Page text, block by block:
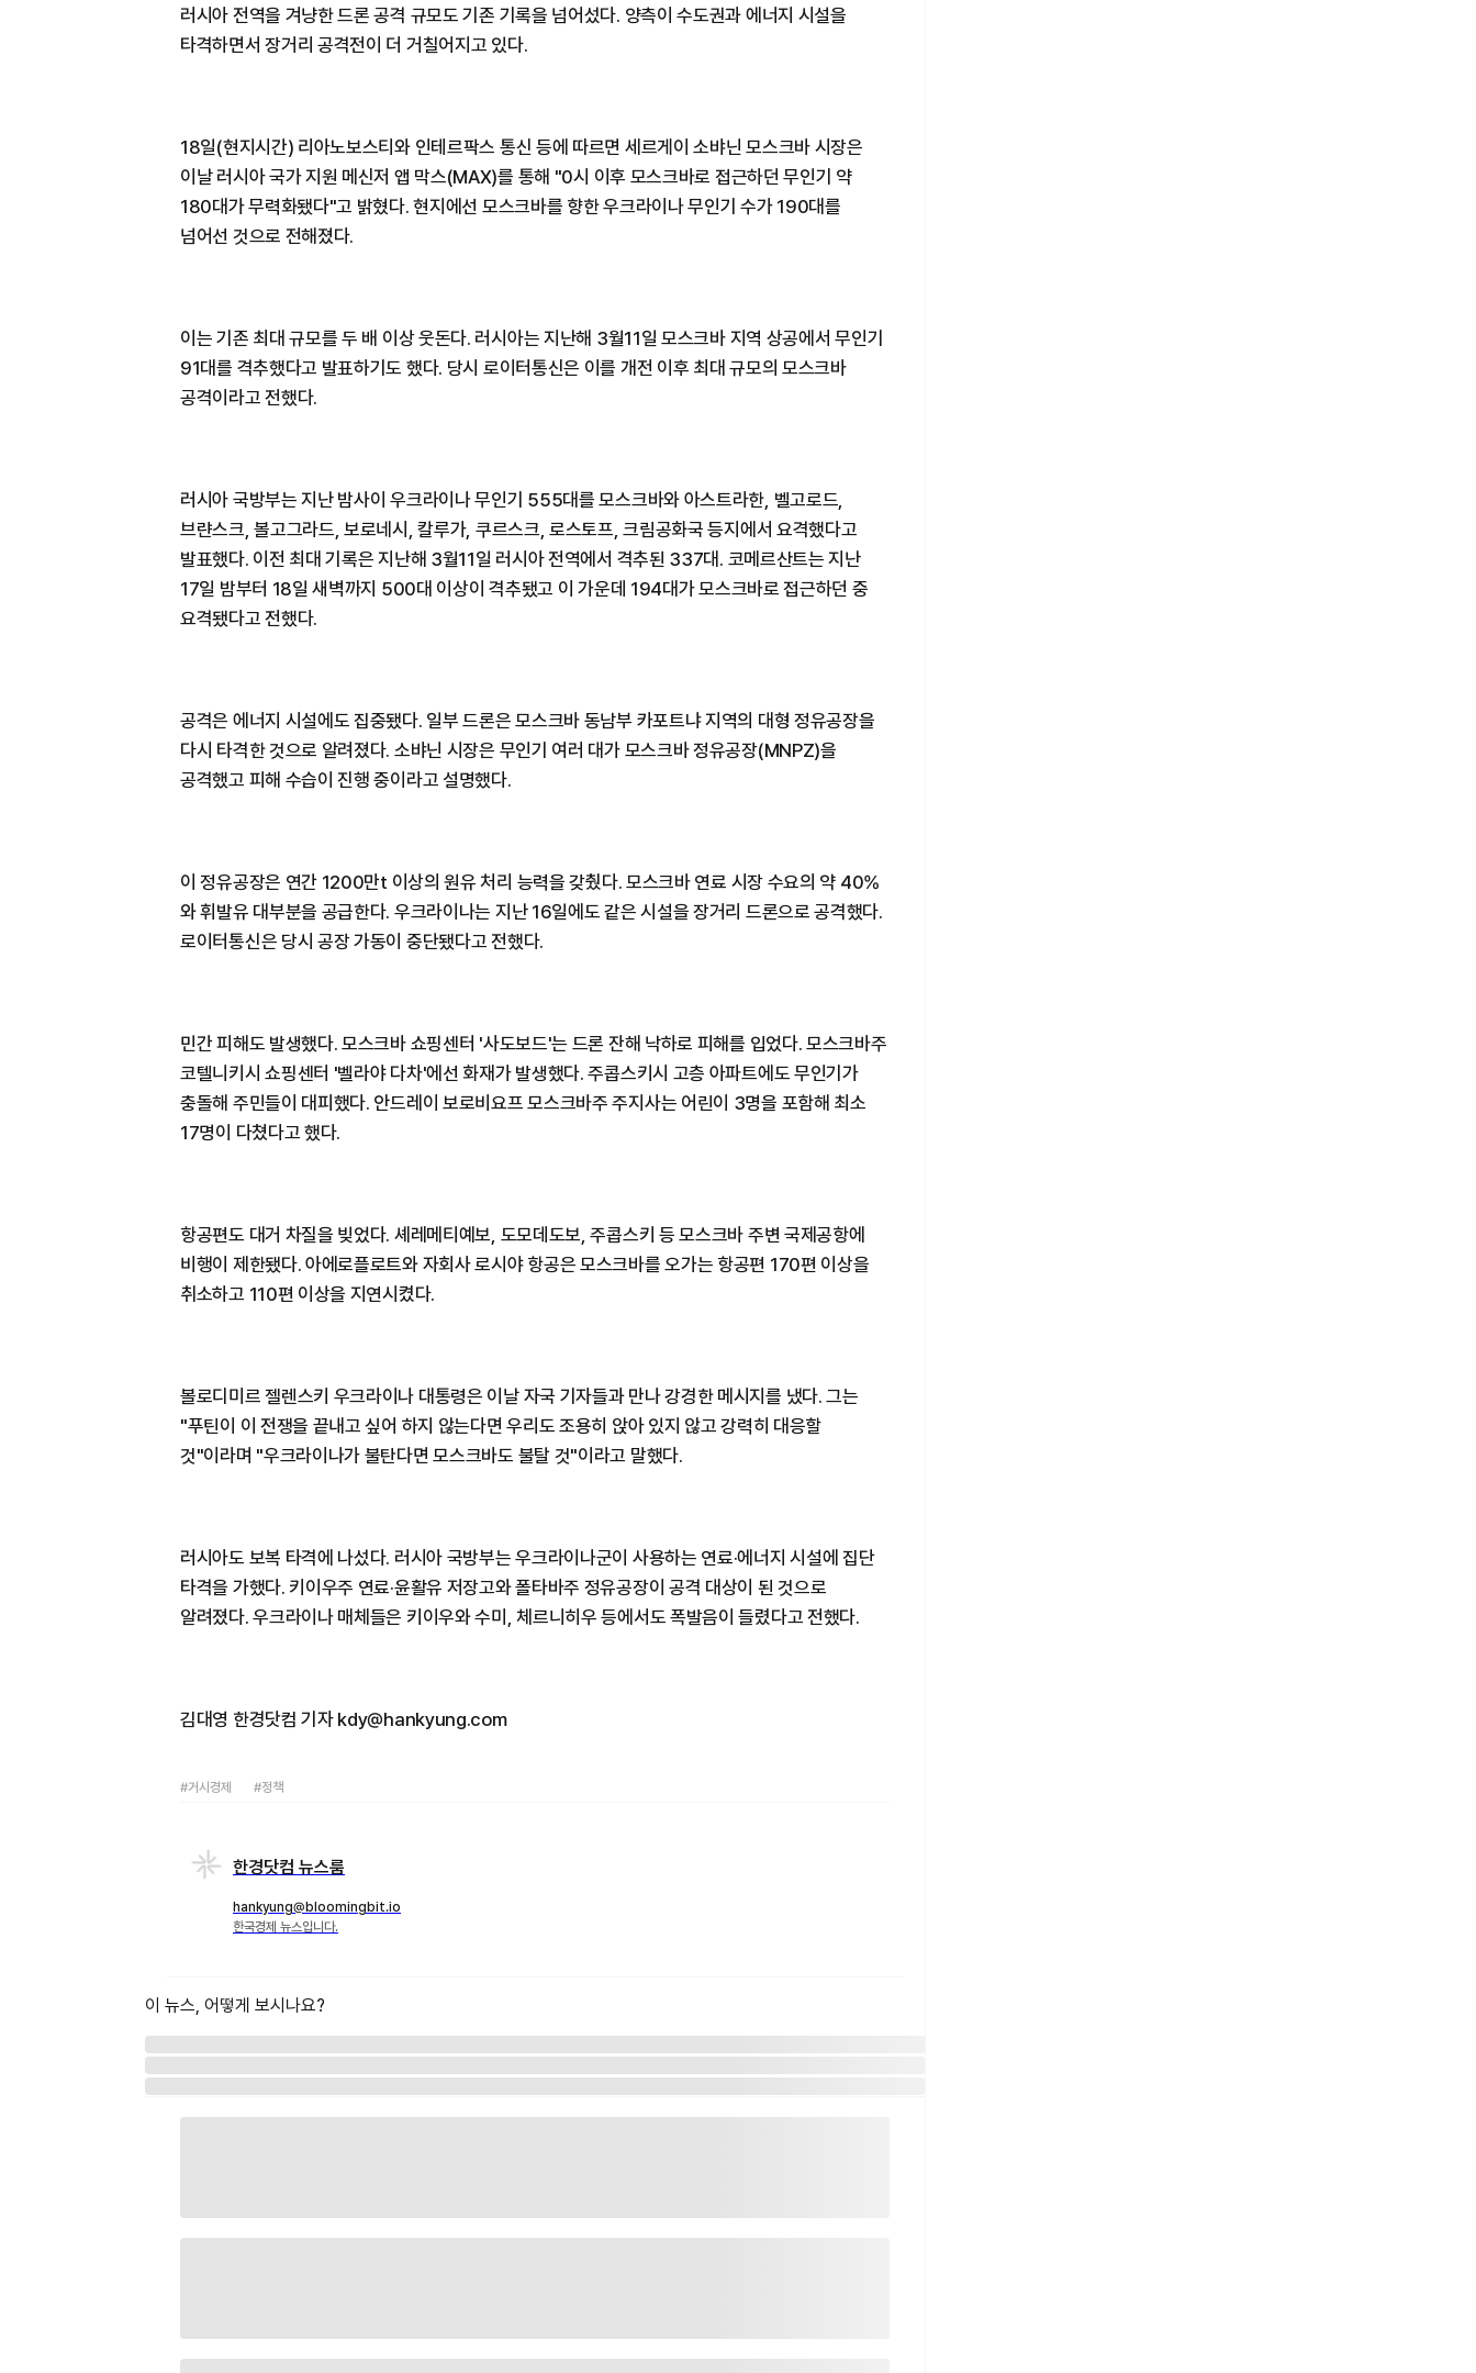
러시아 전역을 겨냥한 드론 공격 규모도 기존 기록을 넘어섰다. 양측이 수도권과 에너지 시설을
타격하면서 장거리 공격전이 더 거칠어지고 있다.
18일(현지시간) 리아노보스티와 인테르팍스 통신 등에 따르면 세르게이 소뱌닌 모스크바 시장은
이날 러시아 국가 지원 메신저 앱 막스(MAX)를 통해 "0시 이후 모스크바로 접근하던 무인기 약
180대가 무력화됐다"고 밝혔다. 현지에선 모스크바를 향한 우크라이나 무인기 수가 190대를
넘어선 것으로 전해졌다.
이는 기존 최대 규모를 두 배 이상 웃돈다. 러시아는 지난해 3월11일 모스크바 지역 상공에서 무인기
91대를 격추했다고 발표하기도 했다. 당시 로이터통신은 이를 개전 이후 최대 규모의 모스크바
공격이라고 전했다.
러시아 국방부는 지난 밤사이 우크라이나 무인기 555대를 모스크바와 아스트라한, 벨고로드,
브랸스크, 볼고그라드, 보로네시, 칼루가, 쿠르스크, 로스토프, 크림공화국 등지에서 요격했다고
발표했다. 이전 최대 기록은 지난해 3월11일 러시아 전역에서 격추된 337대. 코메르산트는 지난
17일 밤부터 18일 새벽까지 500대 이상이 격추됐고 이 가운데 194대가 모스크바로 접근하던 중
요격됐다고 전했다.
공격은 에너지 시설에도 집중됐다. 일부 드론은 모스크바 동남부 카포트냐 지역의 대형 정유공장을
다시 타격한 것으로 알려졌다. 소뱌닌 시장은 무인기 여러 대가 모스크바 정유공장(MNPZ)을
공격했고 피해 수습이 진행 중이라고 설명했다.
이 정유공장은 연간 1200만t 이상의 원유 처리 능력을 갖췄다. 모스크바 연료 시장 수요의 약 40%
와 휘발유 대부분을 공급한다. 우크라이나는 지난 16일에도 같은 시설을 장거리 드론으로 공격했다.
로이터통신은 당시 공장 가동이 중단됐다고 전했다.
민간 피해도 발생했다. 모스크바 쇼핑센터 '사도보드'는 드론 잔해 낙하로 피해를 입었다. 모스크바주
코텔니키시 쇼핑센터 '벨라야 다차'에선 화재가 발생했다. 주콥스키시 고층 아파트에도 무인기가
충돌해 주민들이 대피했다. 안드레이 보로비요프 모스크바주 주지사는 어린이 3명을 포함해 최소
17명이 다쳤다고 했다.
항공편도 대거 차질을 빚었다. 셰레메티예보, 도모데도보, 주콥스키 등 모스크바 주변 국제공항에
비행이 제한됐다. 아에로플로트와 자회사 로시야 항공은 모스크바를 오가는 항공편 170편 이상을
취소하고 110편 이상을 지연시켰다.
볼로디미르 젤렌스키 우크라이나 대통령은 이날 자국 기자들과 만나 강경한 메시지를 냈다. 그는
"푸틴이 이 전쟁을 끝내고 싶어 하지 않는다면 우리도 조용히 앉아 있지 않고 강력히 대응할
것"이라며 "우크라이나가 불탄다면 모스크바도 불탈 것"이라고 말했다.
러시아도 보복 타격에 나섰다. 러시아 국방부는 우크라이나군이 사용하는 연료·에너지 시설에 집단
타격을 가했다. 키이우주 연료·윤활유 저장고와 폴타바주 정유공장이 공격 대상이 된 것으로
알려졌다. 우크라이나 매체들은 키이우와 수미, 체르니히우 등에서도 폭발음이 들렸다고 전했다.
김대영 한경닷컴 기자 kdy@hankyung.com
#거시경제 #정책
한경닷컴 뉴스룸
hankyung@bloomingbit.io
한국경제 뉴스입니다.
이 뉴스, 어떻게 보시나요?